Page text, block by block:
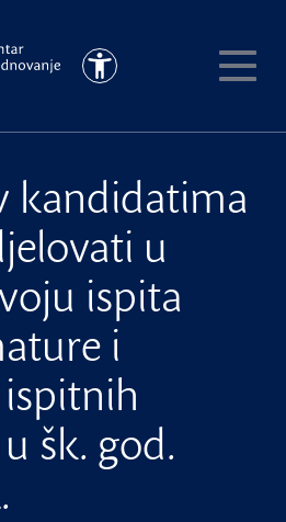
Pristupačnost
kandidatima
u
ispita
i
šk. god.